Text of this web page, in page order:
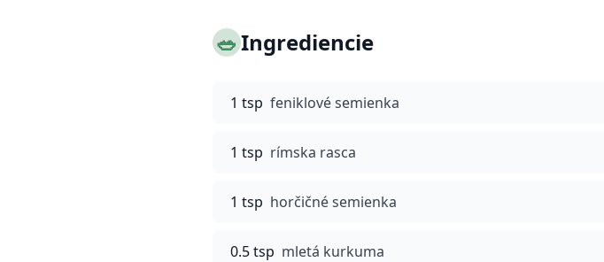
🥗Ingrediencie
1 tsp feniklové semienka
1 tsp rímska rasca
1 tsp horčičné semienka
0.5 tsp mletá kurkuma